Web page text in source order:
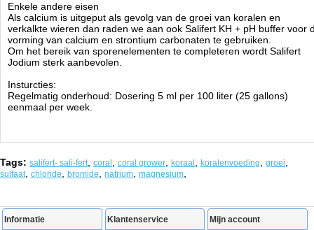
Enkele andere eisen
Als calcium is uitgeput als gevolg van de groei van koralen en
verkalkte wieren dan raden we aan ook Salifert KH + pH buffer voor
vorming van calcium en strontium carbonaten te gebruiken.
Om het bereik van sporenelementen te completeren wordt Salifert
Jodium sterk aanbevolen.
Insturcties:
Regelmatig onderhoud: Dosering 5 ml per 100 liter (25 gallons)
eenmaal per week.
Tags: salifert- sali-fert coral coral grower koraal koralenvoeding groei
sulfaat chloride bromide natrium magnesium
Informatie Klantenservice Mijn account